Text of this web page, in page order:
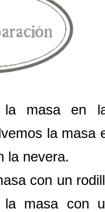
la masa en
la masa
la nevera.
con un
la masa con